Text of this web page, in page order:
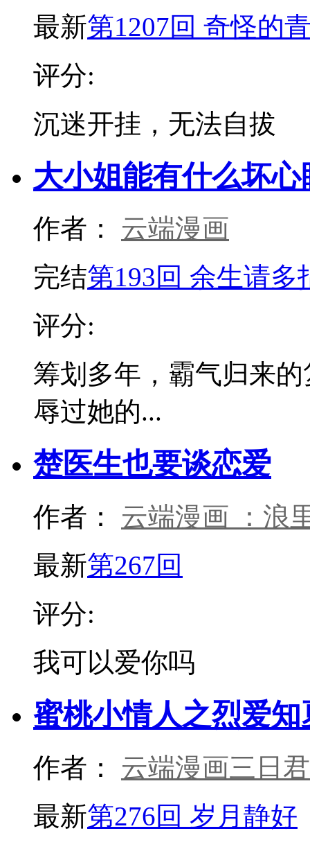
最新第1207回 奇怪的
评分:
沉迷开挂，无法自拔
大小姐能有什么坏心
作者：
云端漫画
完结第193回 余生请多
评分:
筹划多年，霸气归来
辱过她的...
楚医生也要谈恋爱
作者：
云端漫画 ：浪
最新第267回
评分:
我可以爱你吗
蜜桃小情人之烈爱知
作者：
云端漫画三日君
最新第276回 岁月静好